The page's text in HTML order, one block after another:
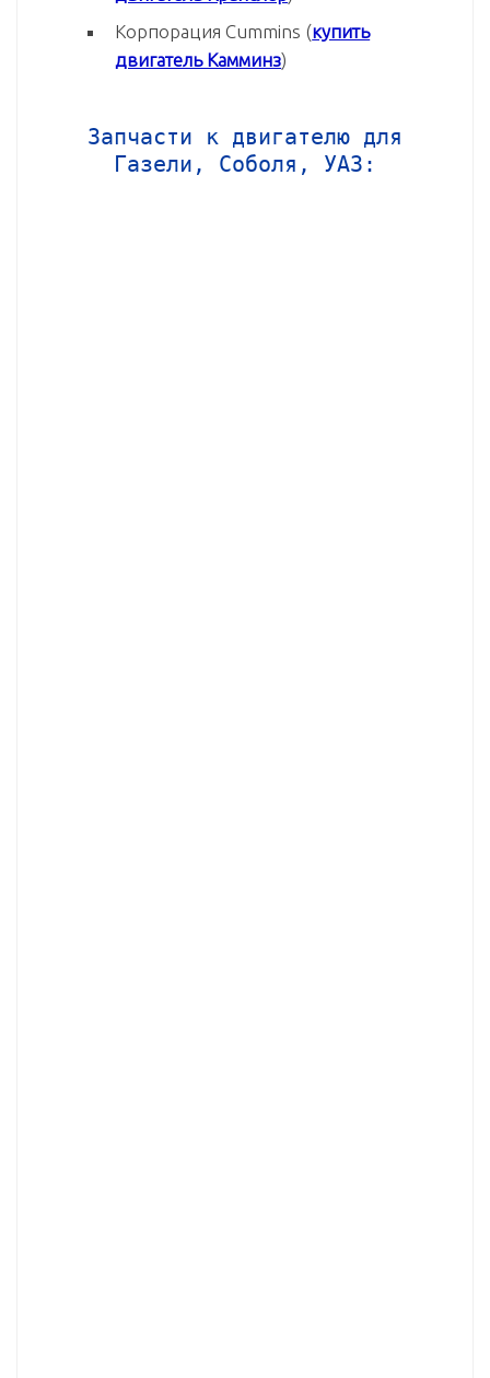
Корпорация Cummins (купить
двигатель Камминз)
Запчасти к двигателю для
Газели, Соболя, УАЗ: